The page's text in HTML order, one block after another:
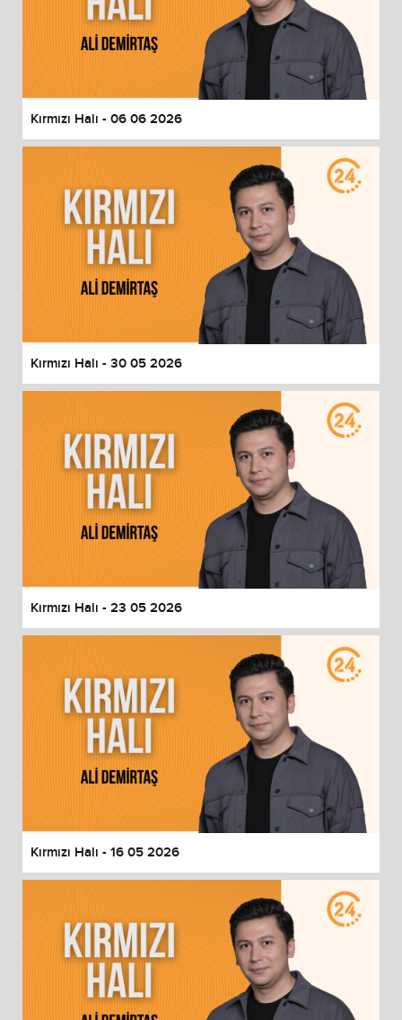
Kırmızı Halı - 06 06 2026
Kırmızı Halı - 30 05 2026
Kırmızı Halı - 23 05 2026
Kırmızı Halı - 16 05 2026